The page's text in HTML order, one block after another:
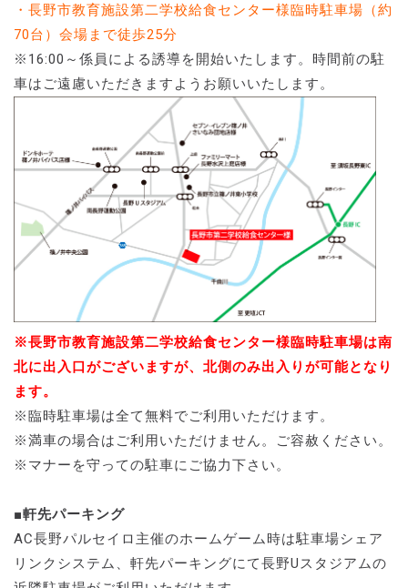
・長野市教育施設第二学校給食センター様臨時駐車場（約
70台）会場まで徒歩25分
※16:00～係員による誘導を開始いたします。時間前の駐
車はご遠慮いただきますようお願いいたします。
※長野市教育施設第二学校給食センター様臨時駐車場は南
北に出入口がございますが、北側のみ出入りが可能となり
ます。
※臨時駐車場は全て無料でご利用いただけます。
※満車の場合はご利用いただけません。ご容赦ください。
※マナーを守っての駐車にご協力下さい。
■軒先パーキング
AC長野パルセイロ主催のホームゲーム時は駐車場シェア
リンクシステム、軒先パーキングにて長野Uスタジアムの